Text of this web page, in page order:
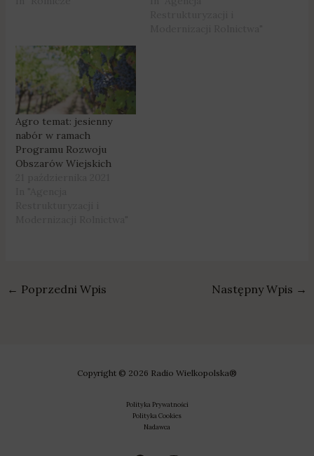
Agro temat: jesienny
nabór w ramach
Programu Rozwoju
Obszarów Wiejskich
← Poprzedni Wpis Następny Wpis →
Copyright © 2026 Radio Wielkopolska®
Polityka Prywatności
Polityka Cookies
Nadawca